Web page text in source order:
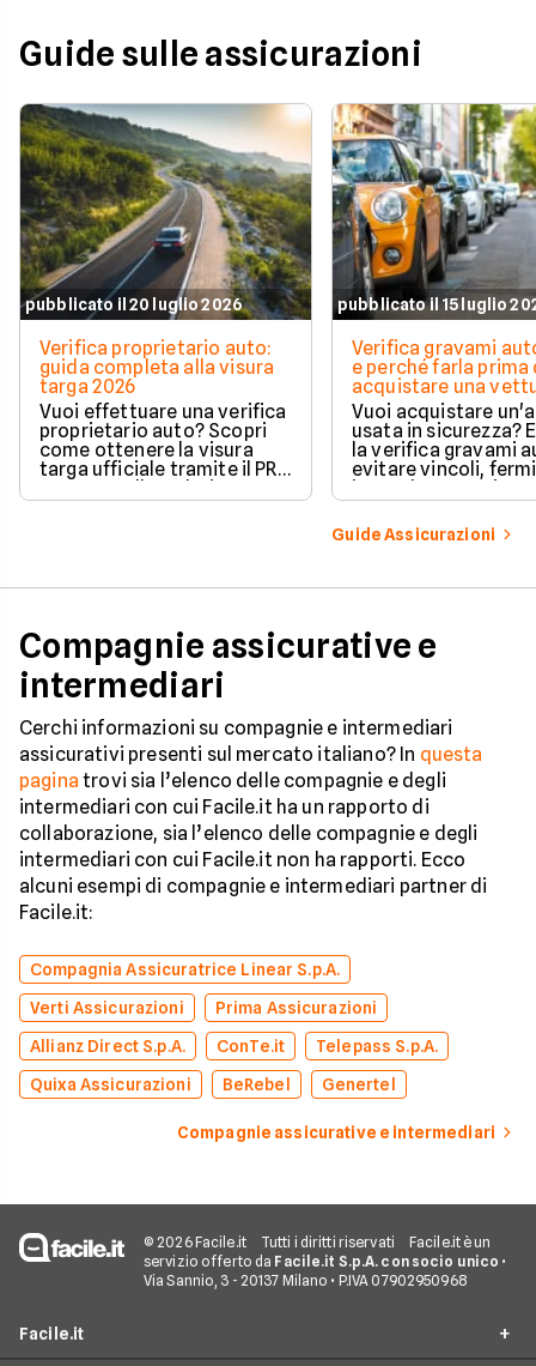
Guide sulle assicurazioni
pubblicato il 20 luglio 2026
Verifica proprietario auto:
guida completa alla visura
targa 2026
Vuoi effettuare una verifica
proprietario auto? Scopri
come ottenere la visura
targa ufficiale tramite il PRA
per controllare dati e
vincoli in totale sicurezza.
pubblicato il 15 luglio
Verifica gravami
e perché farla prima
acquistare una
Vuoi acquistare
usata in sicurezza?
la verifica gravami
evitare vincoli,
ipoteche. Scopri
tutelare il tuo
Guide Assicurazioni
Compagnie assicurative e
intermediari
Cerchi informazioni su compagnie e intermediari
assicurativi presenti sul mercato italiano? In questa
pagina trovi sia l’elenco delle compagnie e degli
intermediari con cui Facile.it ha un rapporto di
collaborazione, sia l’elenco delle compagnie e degli
intermediari con cui Facile.it non ha rapporti. Ecco
alcuni esempi di compagnie e intermediari partner di
Facile.it:
Compagnia Assicuratrice Linear S.p.A.
Verti Assicurazioni
Prima Assicurazioni
Allianz Direct S.p.A.
ConTe.it
Telepass S.p.A.
Quixa Assicurazioni
BeRebel Genertel
Compagnie assicurative e intermediari
© 2026 Facile.it Tutti i diritti riservati
Facile.it è un
servizio offerto da Facile.it S.p.A. con socio unico •
Via Sannio, 3 - 20137 Milano • P.IVA 07902950968
Facile.it